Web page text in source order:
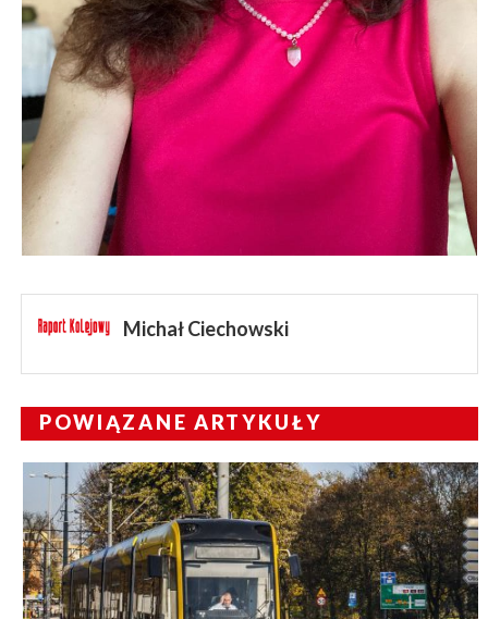
Michał Ciechowski
POWIĄZANE ARTYKUŁY